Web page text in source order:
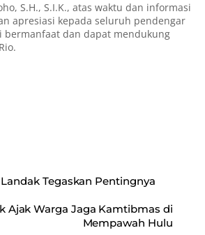
S.H., S.I.K., atas waktu dan informasi
apresiasi kepada seluruh pendengar
bermanfaat dan dapat mendukung
Tegaskan Pentingnya
Ajak Warga Jaga Kamtibmas di
Mempawah Hulu